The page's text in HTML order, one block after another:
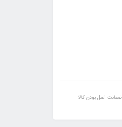
ضمانت اصل بودن کالا